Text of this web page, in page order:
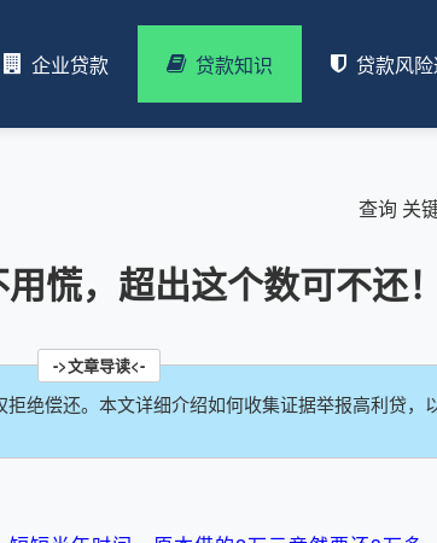
企业贷款 贷款知识 贷款风
查询 关键
慌，超出这个数可不还！
绝偿还。本文详细介绍如何收集证据举报高利贷，